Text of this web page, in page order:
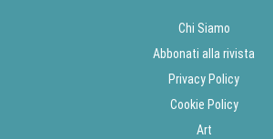
Chi Siamo
Abbonati alla rivista
Privacy Policy
Cookie Policy
Art